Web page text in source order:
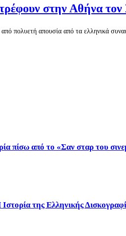
στην Αθήνα τον
πολυετή απουσία από τα ελληνικά
πίσω από το «Σαν σταρ του
της Ελληνικής